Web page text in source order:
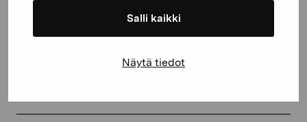
Salli kaikki
Näytä tiedot